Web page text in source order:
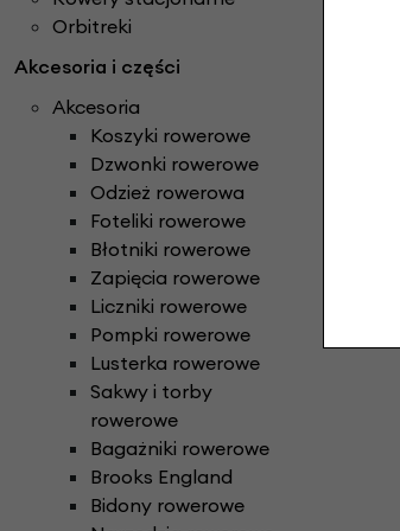
Orbitreki
Akcesoria i części
Akcesoria
Koszyki rowerowe
Dzwonki rowerowe
Odzież rowerowa
Foteliki rowerowe
Błotniki rowerowe
Zapięcia rowerowe
Liczniki rowerowe
Pompki rowerowe
Lusterka rowerowe
Sakwy i torby
rowerowe
Bagażniki rowerowe
Brooks England
Bidony rowerowe